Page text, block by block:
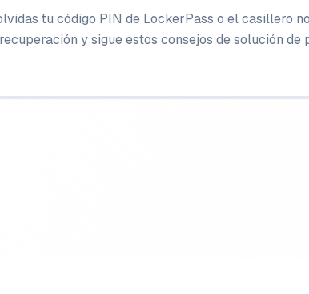
tu código PIN de LockerPass o el casillero
y sigue estos consejos de solución de